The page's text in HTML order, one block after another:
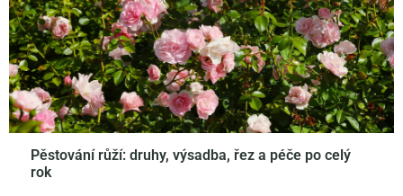
Pěstování růží: druhy, výsadba, řez a péče po celý
rok